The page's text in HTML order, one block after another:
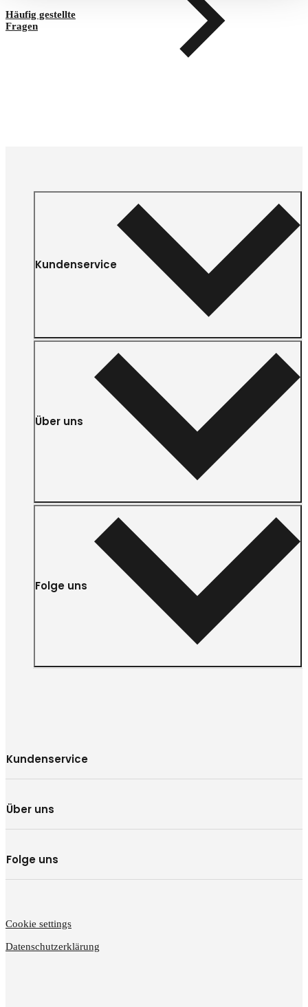
Häufig gestellte
Fragen
Kundenservice
Über uns
Folge uns
Kundenservice
Über uns
Folge uns
Cookie settings
Datenschutzerklärung